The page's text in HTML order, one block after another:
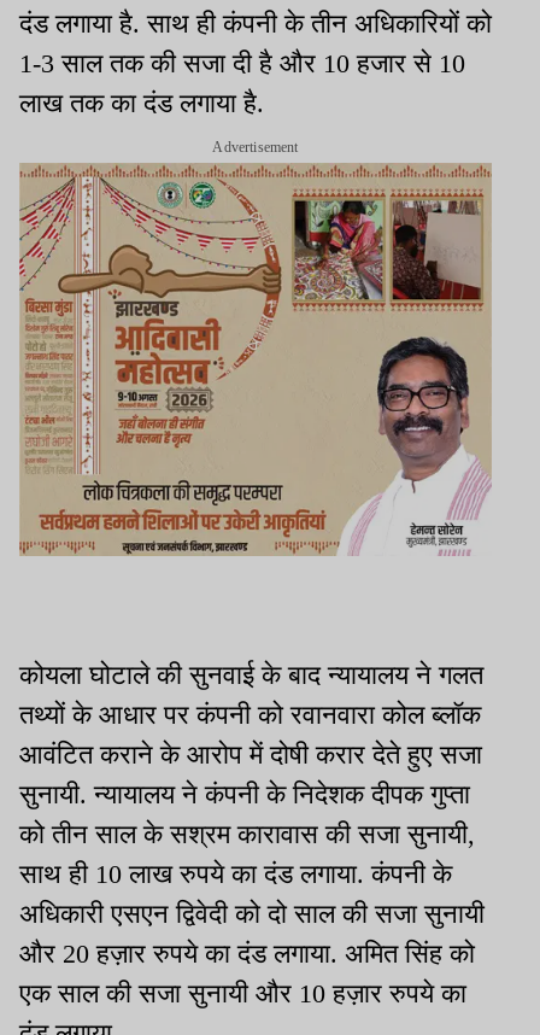
दंड लगाया है. साथ ही कंपनी के तीन अधिकारियों को
1-3 साल तक की सजा दी है और 10 हजार से 10
लाख तक का दंड लगाया है.
Advertisement
कोयला घोटाले की सुनवाई के बाद न्यायालय ने गलत
तथ्यों के आधार पर कंपनी को रवानवारा कोल ब्लॉक
आवंटित कराने के आरोप में दोषी करार देते हुए सजा
सुनायी. न्यायालय ने कंपनी के निदेशक दीपक गुप्ता
को तीन साल के सश्रम कारावास की सजा सुनायी,
साथ ही 10 लाख रुपये का दंड लगाया. कंपनी के
अधिकारी एसएन द्विवेदी को दो साल की सजा सुनायी
और 20 हज़ार रुपये का दंड लगाया. अमित सिंह को
एक साल की सजा सुनायी और 10 हज़ार रुपये का